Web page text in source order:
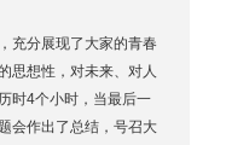
充分展现了大家的青春
思想性，对未来、对人
时4个小时，当最后一
会作出了总结，号召大